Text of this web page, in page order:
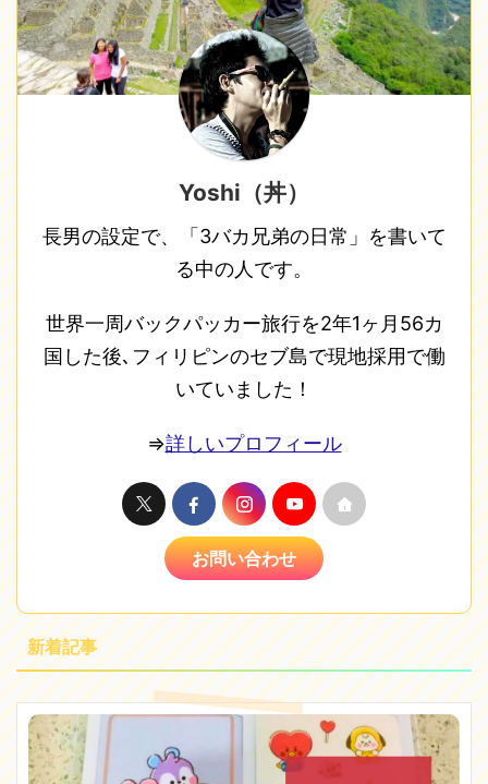
Yoshi（丼）
長男の設定で、「3バカ兄弟の日常」を書いて
る中の人です。
世界一周バックパッカー旅行を2年1ヶ月56カ
国した後､フィリピンのセブ島で現地採用で働
いていました！
⇒詳しいプロフィール
お問い合わせ
新着記事